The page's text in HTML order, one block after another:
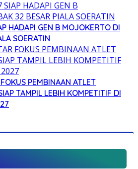
HADAPI GEN B MOJOKERTO DI
SOERATIN
PEMBINAAN ATLET
TAMPIL LEBIH KOMPETITIF DI